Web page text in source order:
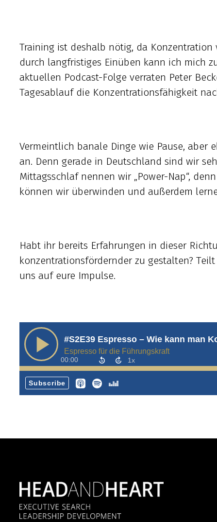
Training ist deshalb nötig, da
durch langfristiges Einüben kann ich mich
aktuellen Podcast-Folge verraten Peter
Tagesablauf die Konzentrationsfähigkeit
Vermeintlich banale Dinge wie Pause, aber
an. Denn gerade in Deutschland sind wir
Mittagsschlaf nennen wir „Power-Nap“,
können wir überwinden und außerdem
Habt ihr bereits Erfahrungen in dieser
konzentrationsfördernder zu gestalten?
uns auf eure Impulse.